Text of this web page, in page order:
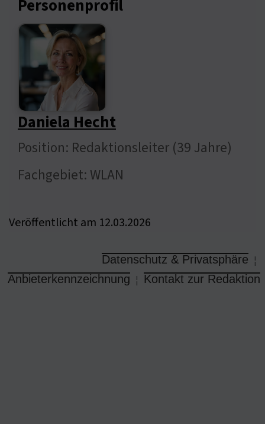
Personenprofil
Daniela Hecht
Position: Redaktionsleiter (39 Jahre)
Fachgebiet: WLAN
Veröffentlicht am 12.03.2026
Datenschutz & Privatsphäre ¦
Anbieterkennzeichnung ¦ Kontakt zur Redaktion